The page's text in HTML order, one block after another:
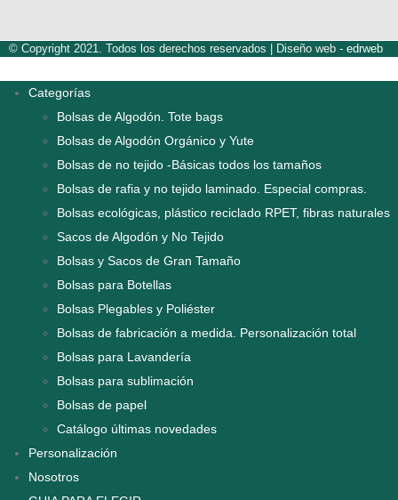
© Copyright 2021. Todos los derechos reservados | Diseño web - edrweb
Categorías
Bolsas de Algodón. Tote bags
Bolsas de Algodón Orgánico y Yute
Bolsas de no tejido -Básicas todos los tamaños
Bolsas de rafia y no tejido laminado. Especial compras.
Bolsas ecológicas, plástico reciclado RPET, fibras naturales
Sacos de Algodón y No Tejido
Bolsas y Sacos de Gran Tamaño
Bolsas para Botellas
Bolsas Plegables y Poliéster
Bolsas de fabricación a medida. Personalización total
Bolsas para Lavandería
Bolsas para sublimación
Bolsas de papel
Catálogo últimas novedades
Personalización
Nosotros